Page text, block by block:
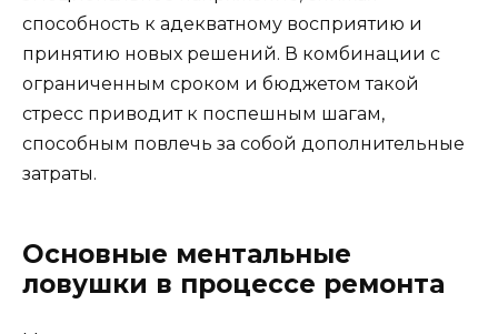
способность к адекватному восприятию и
принятию новых решений. В комбинации с
ограниченным сроком и бюджетом такой
стресс приводит к поспешным шагам,
способным повлечь за собой дополнительные
затраты.
Основные ментальные
ловушки в процессе ремонта